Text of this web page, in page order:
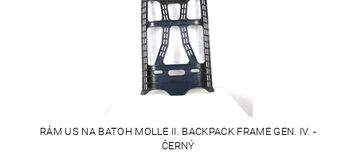
RÁM US NA BATOH MOLLE II. BACKPACK FRAME GEN. IV. -
ČERNÝ